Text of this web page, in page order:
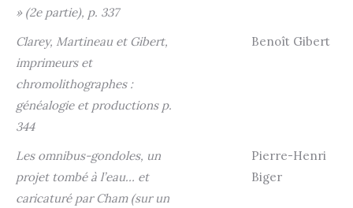
» (2e partie), p. 337
Clarey, Martineau et Gibert,
imprimeurs et
chromolithographes :
généalogie et productions p.
344
Benoît Gibert
Les omnibus-gondoles, un
projet tombé à l’eau… et
caricaturé par Cham (sur un
Pierre-Henri
Biger